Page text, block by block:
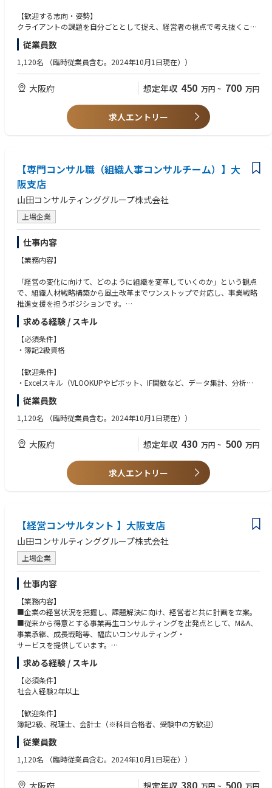
す。
・経営視点からのアプローチ
本質に踏み込み、クライアントのビジネスを深く理解した上で、デジタル
を活用した課題解決を実施します。
・戦略とデジタルの両面からのアプローチ
戦略とデジタルの両面からアプローチすることで、戦略的な意図を見失わ
ず、実現可能な施策とロードマップを策定し、着実な成果創出を目指しま
・企業のライフステージに応じた最適な支援
成長期、成熟期、事業承継期、衰退期・再生期といったさまざまなライフ
先にしたソリューションを提案します。
【サービス例】
・DX・IT戦略策定支援（DX戦略策定、IT戦略策定、デジタル技術評価・活
用支援 など）
・経営管理基盤の構築・高度化支援（経営管理体制の再設計、データ活用
戦略立案、経営ダッシュボード導入支援 など）
・業務プロセス改革支援（業務プロセスの再構築、デジタル/IT企画構想策
定、ソリューション選定支援 など）
・営業・マーケティング機能の強化支援（営業活動の刷新、データ活用戦
略設計、支援ツールの選定・導入支援 など）
・DX推進基盤強化支援（DX推進組織の構築・強化、DX人材の育成支援、
PMO支援 など）
※ソリューション・ツール導入はSIerが担当し、当社はクライアントの立
場で上記支援を行うのが通常です
【求人の魅力】
クライアントの経営層と直接向き合うことで、経営・事業視点をもったス
プロジェクトスコープは事業全体となるケースが大半のため、ピースワー
クではなく事業全体をリードする力が鍛えられます。
コンサルタント個人の裁量が大きく、主体的にプロジェクトをリードでき
る環境があります。
経営コンサルティングを軸に、組織横断的な複合サービスでの支援が多
く、志向性に応じた多様なキャリア形成が可能です。
組織が特定業界やソリューションに限定しないため、多岐にわたるテーマ
を担当することができます。
自社にベンダー機能を持たないため、DX戦略や構想策定といった上流工程
にフォーカスした経験を積むことができます。
協力的なチーム文化を大切にしており、異なるバックグラウンドを持つメ
2週間程度の中途入社者向け研修を受けていただいた後、順次案件へアサ
インします。
未経験の場合、初めの2～3件は案件のサポートという形でプロジェクトマ
ネージャー・先輩社員と一緒に案件対応を行う中で、基礎的な実務スキル
を身につけます。その後、プロジェクトマネージャーとの二人三脚で案件
対応を行う主担当者として、フロント対応を行っていただくようになりま
ことも可能です。
プール制を採用しており、多種多様な案件に携わることが出来るため、新
たに興味ある分野を発見することも多いです。その際に興味ある分野に特
化する・更に新しい分野に挑戦する、など、キャリアを広げる動きをして
いただくことは大歓迎です。
【評価体制】
日々の業務姿勢、プロジェクト単位でのパフォーマンス・業務成果をもと
に加えて、定量データに基づく客観的な評価を行います。
四半期ごとの個人面談を通じ、成長支援を行いながらフィードバックを行
います。
成果次第ではスピーディーなキャリアアップも可能です。入社後の実績に
よっては、3年後にはマネージャー、さらにはシニアマネージャー、副部
長、部長へとステップアップする道が開かれています。
【歓迎する志向・姿勢】
クライアントの課題を自分ごととして捉え、経営者の視点で考え抜くこと
ができる方
最新のビジネストレンドやテクノロジーにアンテナを張り、積極的にキャ
ッチアップできる方
チームとして成果を出すことを大切にし、メンバーと協力しながら目標達
成を目指せる方
従業員数
1,120名 （臨時従業員含む。2024年10月1日現在））
大阪府 想定年収 450 万円 ~ 700 万円
求人エントリー
【専門コンサル職（組織人事コンサルチーム）】大
阪支店
山田コンサルティンググループ株式会社
上場企業
仕事内容
【業務内容】
「経営の変化に向けて、どのように組織を変革していくのか」という観点
で、組織人材戦略構築から風土改革までワンストップで対応し、事業戦略
推進支援を担うポジションです。
上場する大企業・中堅企業、非上場の中堅・中小企業まで幅広い規模のク
ライアントに対して、施策立案から運用支援まで並走支援しています。
＜具体例＞
支援など
■人事制度の構築・改革：会社のビジョン・戦略に合わせた人事制度（等
■人事制度の運用・定着支援（風土改革支援）：導入した制度が定着・浸
透するまでの運用支援および人材マネジメントを通した社員の意識改革・
風土変革など
■人事PMI：M＆A後の統合プロセスにおける組織・人事領域の対応支援
（人事制度、組織設計、就業規則関連の統合支援や社員コミュニケーショ
■人材開発・育成システムの構築：成長ストーリー構築・人材育成プログ
ラムの設計・サクセッションプランの構築や幹部社員へのリーダーシッ
■組織風土診断・満足度調査：アンケートやインタビューを組み合わせた
社員の意識調査の設計・実施・分析・提言など
■労務環境整備・働き方改革整備
【専門コンサル職とは】
・当社には総合コンサル職と専門コンサル職という2つのコンサル職種が
存在します。専門コンサル職は、予算責任や、PM責任を負う一方で、専門
コンサル職はバックオフィス業務に特化した職種です。
・忙しいと思われるコンサル業界ですが、専門コンサル職メンバーはバッ
クオフィス業務に特化することで稼働を抑制し、少ない残業時間でワーク
ライフバランスを保つことを実現しています。
・上記特徴もあり、実態として専門コンサル職は95%が女性メンバーで
す。また、バックオフィス業務に特化することで、在宅勤務や時短勤務等
が実現しやすく、子育てをしながら活躍する社員が多くいます。
・総合コンサル職と専門コンサル職はお互いに「パートナー」として協業
して案件を推進します。
【入社後のイメージ】
2週間程度の中途入社者向け研修を受けていただいた後、順次案件へアサ
インします。
未経験の場合、初めの2～3件は案件のサポートという形でプロジェクトマ
を身につけます。その後、プロジェクトマネージャーとの二人三脚で案件
対応を行う主担当者として、フロント対応を行っていただくようになりま
す。経験者の方は初めから主担当者としてフロント対応を行っていただく
求める経験 / スキル
【必須条件】
・簿記2級資格
【歓迎条件】
・Excelスキル（VLOOKUPやピボット、IF関数など、データ集計、分析に
関する関数を難なく扱える）
・PowerPointスキル（0ベースではなく、既存の資料を不自由なく修正で
きる）
※求める人物像
・経営において「ヒト」は重要、と心から感じている
・組織変革に真正面からチャレンジしてみたい
・自律的な成長意欲、経営コンサルという視座、幅広いテーマへの関心
従業員数
1,120名 （臨時従業員含む。2024年10月1日現在））
大阪府 想定年収 430 万円 ~ 500 万円
求人エントリー
【経営コンサルタント 】大阪支店
山田コンサルティンググループ株式会社
上場企業
仕事内容
【業務内容】
■企業の経営状況を把握し、課題解決に向け、経営者と共に計画を立案。
■従来から得意とする事業再生コンサルティングを出発点として、M&A、
事業承継、成長戦略等、幅広いコンサルティング・
サービスを提供しています。
■クライアントは中堅・中小企業がメインでありますが、上場大手企業案
件が増加しています。
【入社後のイメージ】
インします。
未経験の場合、初めの2～3件は案件のサポートという形でプロジェクトマ
基礎的な実務スキルを身につけます。その後、プロジェクトマネージャー
との二人三脚で案件対応を行う主担当者として、
フロント対応を行っていただくようになります。経験者の方は初めから主
担当者としてフロント対応を行っていただくことも可能です。
求める経験 / スキル
【必須条件】
社会人経験2年以上
【歓迎条件】
簿記2級、税理士、会計士（※科目合格者、受験中の方歓迎）
従業員数
1,120名 （臨時従業員含む。2024年10月1日現在））
大阪府